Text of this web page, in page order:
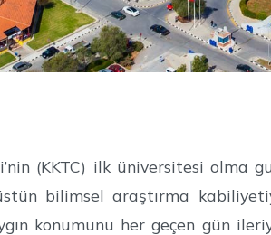
(KKTC) ilk üniversitesi olma
bilimsel araştırma
konumunu her geçen gün